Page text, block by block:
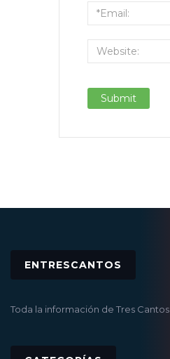
ENTRESCANTOS
Toda la información de Tres Cantos